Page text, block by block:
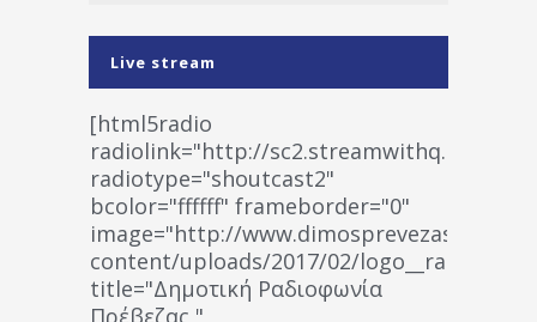
Live stream
[html5radio
radiolink="http://
radiotype="shoutcast2"
bcolor="ffffff" frameborder="0"
image="http://www.dimosprevezas.gr/wp-
content/uploads/2017/02/
title="Δημοτική Ραδιοφωνία
Πρέβεζας "